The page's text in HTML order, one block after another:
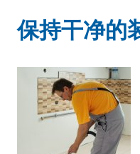
保持干净的